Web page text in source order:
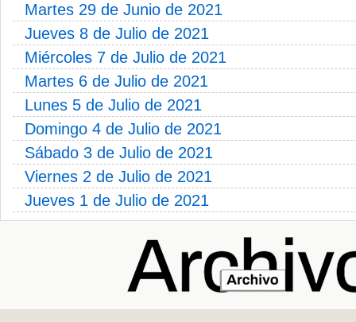
Martes 29 de Junio de 2021
Jueves 8 de Julio de 2021
Miércoles 7 de Julio de 2021
Martes 6 de Julio de 2021
Lunes 5 de Julio de 2021
Domingo 4 de Julio de 2021
Sábado 3 de Julio de 2021
Viernes 2 de Julio de 2021
Jueves 1 de Julio de 2021